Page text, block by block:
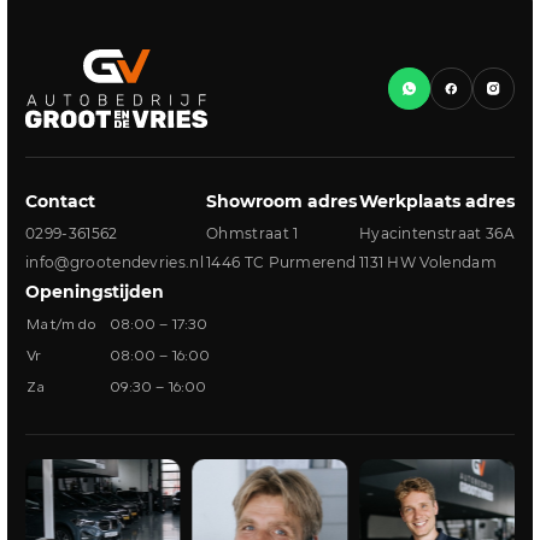
Contact
0299-361562
info@grootendevries.nl
Showroom adres
Ohmstraat 1
1446 TC Purmerend
Werkplaats adres
Hyacintenstraat 36A
1131 HW Volendam
Openingstijden
Ma t/m do 08:00 – 17:30
Vr 08:00 – 16:00
Za 09:30 – 16:00